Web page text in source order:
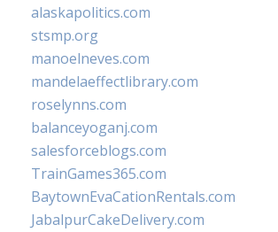
alaskapolitics.com
stsmp.org
manoelneves.com
mandelaeffectlibrary.com
roselynns.com
balanceyoganj.com
salesforceblogs.com
TrainGames365.com
BaytownEvaCationRentals.com
JabalpurCakeDelivery.com